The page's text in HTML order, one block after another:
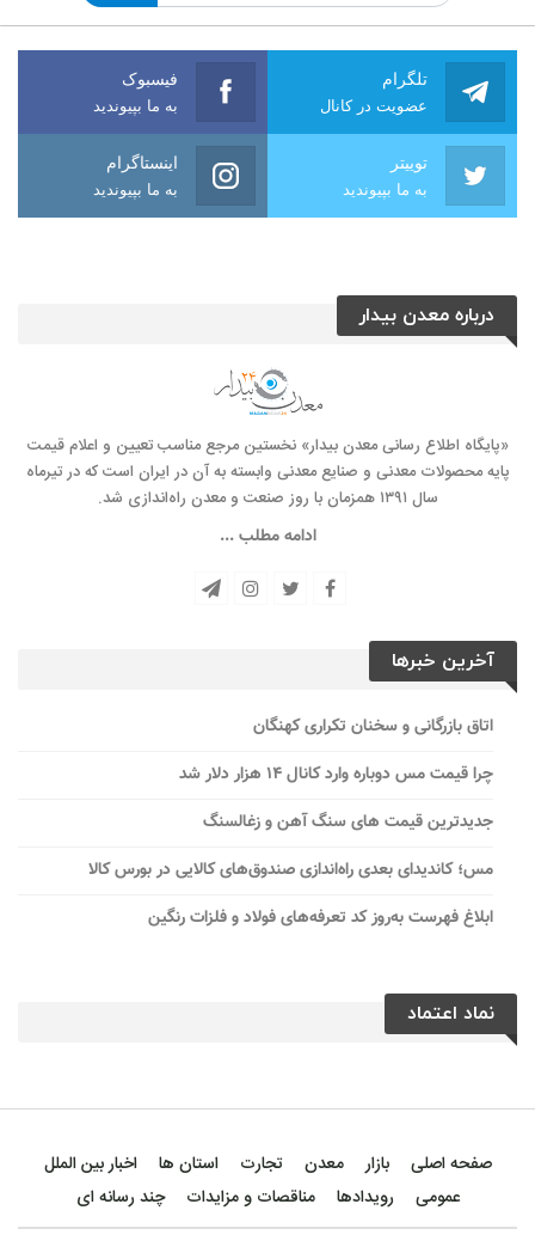
تلگرام
عضویت در کانال
فیسبوک
به ما بپیوندید
توییتر
به ما بپیوندید
اینستاگرام
به ما بپیوندید
درباره معدن بیدار
«پایگاه اطلاع رسانی معدن بیدار» نخستین مرجع مناسب تعیین و اعلام قیمت
پایه محصولات معدنی و صنایع معدنی وابسته به آن در ایران است که در تیرماه
سال ۱۳۹۱ همزمان با روز صنعت و معدن راه‌‌اندازی شد.
ادامه مطلب ...
آخرین خبرها
اتاق بازرگانی و سخنان تکراری کهنگان
چرا قیمت مس دوباره وارد کانال ۱۴ هزار دلار شد
جدیدترین قیمت های سنگ آهن و زغالسنگ
مس؛ کاندیدای بعدی راه‌اندازی صندوق‌های کالایی در بورس کالا
ابلاغ فهرست به‌روز کد تعرفه‌های فولاد و فلزات رنگین
نماد اعتماد
صفحه اصلی بازار معدن تجارت استان ها
اخبار بین الملل
عمومی
رویدادها مناقصات و مزایدات چند رسانه ای